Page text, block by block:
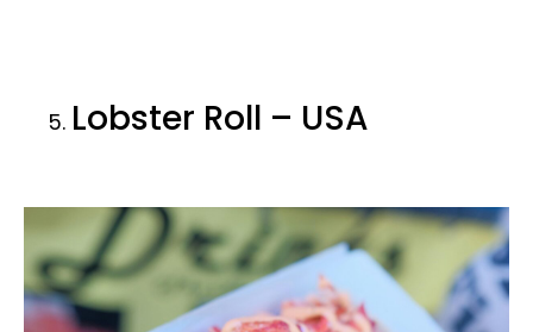
Lobster Roll – USA